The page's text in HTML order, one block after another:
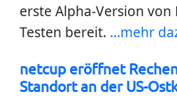
erste Alpha-Version von
Testen bereit. ...mehr
netcup eröffnet
Standort an der US-